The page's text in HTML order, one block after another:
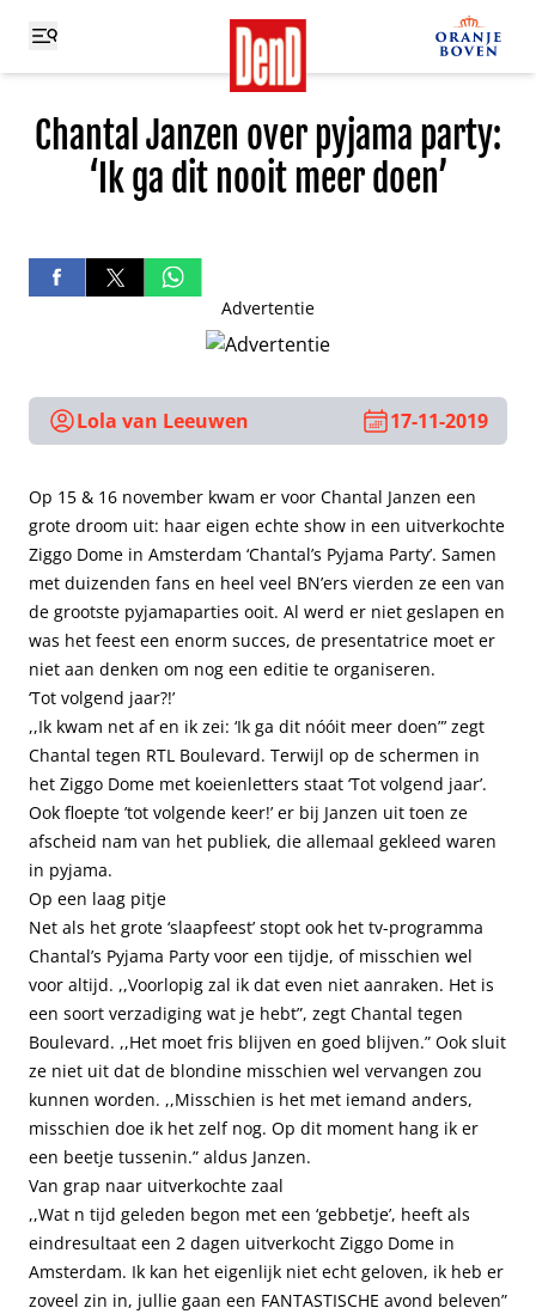
Chantal Janzen over pyjama party:
‘Ik ga dit nooit meer doen’
Advertentie
Lola van Leeuwen 17-11-2019
Op 15 & 16 november kwam er voor Chantal Janzen een
grote droom uit: haar eigen echte show in een uitverkochte
Ziggo Dome in Amsterdam ‘Chantal’s Pyjama Party’. Samen
met duizenden fans en heel veel BN’ers vierden ze een van
de grootste pyjamaparties ooit. Al werd er niet geslapen en
was het feest een enorm succes, de presentatrice moet er
niet aan denken om nog een editie te organiseren.
‘Tot volgend jaar?!’
,,Ik kwam net af en ik zei: ‘Ik ga dit nóóit meer doen”’ zegt
Chantal tegen RTL Boulevard. Terwijl op de schermen in
het Ziggo Dome met koeienletters staat ‘Tot volgend jaar’.
Ook floepte ’tot volgende keer!’ er bij Janzen uit toen ze
afscheid nam van het publiek, die allemaal gekleed waren
in pyjama.
Op een laag pitje
Net als het grote ‘slaapfeest’ stopt ook het tv-programma
Chantal’s Pyjama Party voor een tijdje, of misschien wel
voor altijd. ,,Voorlopig zal ik dat even niet aanraken. Het is
een soort verzadiging wat je hebt”, zegt Chantal tegen
Boulevard. ,,Het moet fris blijven en goed blijven.” Ook sluit
ze niet uit dat de blondine misschien wel vervangen zou
kunnen worden. ,,Misschien is het met iemand anders,
misschien doe ik het zelf nog. Op dit moment hang ik er
een beetje tussenin.” aldus Janzen.
Van grap naar uitverkochte zaal
,,Wat n tijd geleden begon met een ‘gebbetje’, heeft als
eindresultaat een 2 dagen uitverkocht Ziggo Dome in
Amsterdam. Ik kan het eigenlijk niet echt geloven, ik heb er
zoveel zin in, jullie gaan een FANTASTISCHE avond beleven”